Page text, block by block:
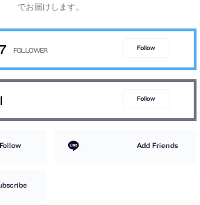
でお届けします。
Follow
Follow
Follow Add Friends